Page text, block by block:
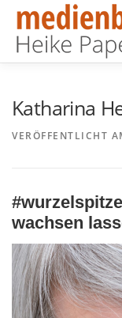
Inhalt
springen
Katharina
VERÖFFENTLICHT
wachsen